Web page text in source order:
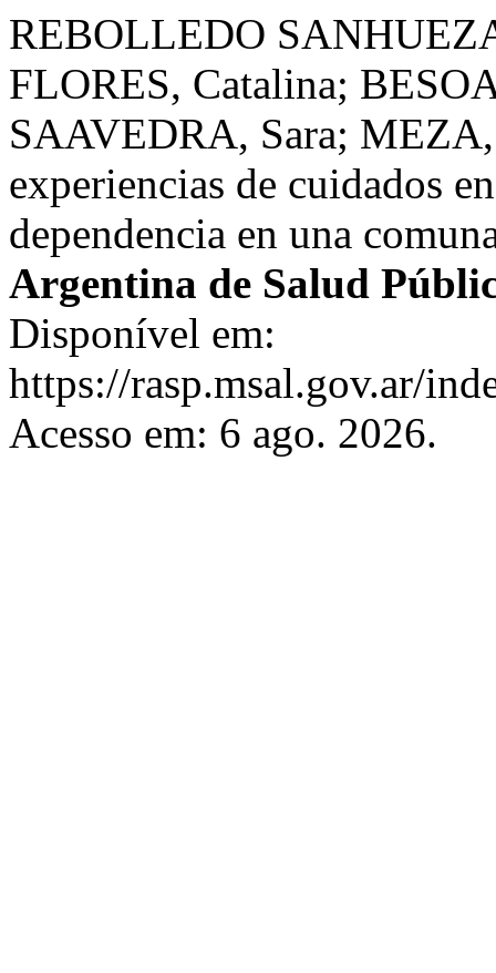
REBOLLEDO
FLORES, Catalina;
SAAVEDRA, Sara;
experiencias de cuidados
dependencia en una
Argentina de Salud
Disponível em:
https://rasp.msal.gov.ar/
Acesso em: 6 ago. 2026.